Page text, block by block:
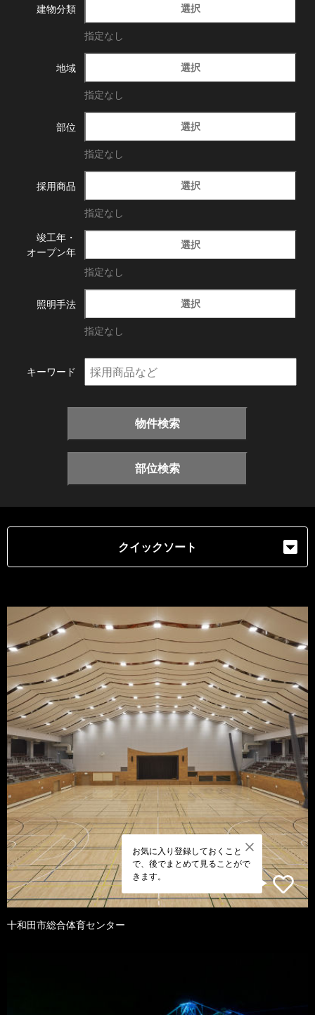
建物分類 選択
指定なし
地域 選択
指定なし
部位 選択
指定なし
採用商品 選択
指定なし
竣工年・
オープン年
選択
指定なし
照明手法 選択
指定なし
キーワード
物件検索
部位検索
クイックソート
お気に入り登録しておくこと
で、後でまとめて見ることがで
きます。
十和田市総合体育センター